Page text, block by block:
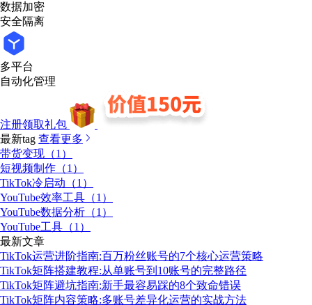
数据加密
安全隔离
多平台
自动化管理
注册领取礼包
最新tag 查看更多
带货变现（1）
短视频制作（1）
TikTok冷启动（1）
YouTube效率工具（1）
YouTube数据分析（1）
YouTube工具（1）
最新文章
TikTok运营进阶指南:百万粉丝账号的7个核心运营策略
TikTok矩阵搭建教程:从单账号到10账号的完整路径
TikTok矩阵避坑指南:新手最容易踩的8个致命错误
TikTok矩阵内容策略:多账号差异化运营的实战方法